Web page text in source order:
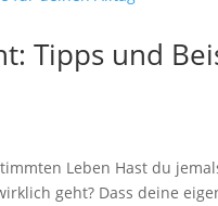
Tipps und
Leben Hast du
geht? Dass deine